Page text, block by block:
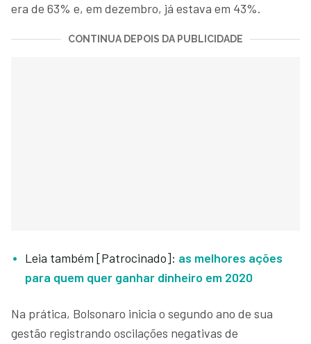
era de 63% e, em dezembro, já estava em 43%.
CONTINUA DEPOIS DA PUBLICIDADE
Leia também [Patrocinado]: as melhores ações
para quem quer ganhar dinheiro em 2020
Na prática, Bolsonaro inicia o segundo ano de sua
gestão registrando oscilações negativas de